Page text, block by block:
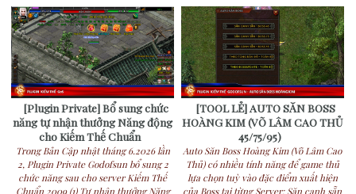
[Plugin Private] Bổ sung chức
năng tự nhận thưởng Năng động
cho Kiếm Thế Chuẩn
Trong Bản Cập nhật tháng 6.2026 lần
2, Plugin Private Godofsun bổ sung 2
chức năng sau cho server Kiếm Thế
Chuẩn 2009 (1) Tự nhận thưởng Năng
[TOOL LẺ] AUTO SĂN BOSS
HOÀNG KIM (VÕ LÂM CAO THỦ
45/75/95)
Auto Săn Boss Hoàng Kim (Võ Lâm Cao
Thủ) có nhiều tính năng để game thủ
lựa chọn tuỳ vào đặc điểm xuất hiện
của Boss tại từng Server: Săn canh sẵn